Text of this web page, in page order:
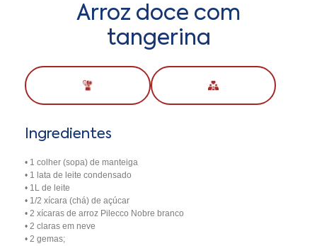
Arroz doce com
tangerina
Ingredientes
• 1 colher (sopa) de manteiga
• 1 lata de leite condensado
• 1L de leite
• 1/2 xícara (chá) de açúcar
• 2 xícaras de arroz Pilecco Nobre branco
• 2 claras em neve
• 2 gemas;